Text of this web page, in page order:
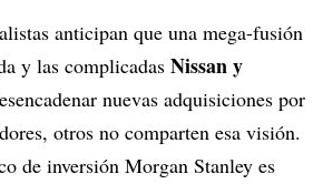
anticipan que una mega-fusión
y las complicadas Nissan y
nuevas adquisiciones por
otros no comparten esa visión.
de inversión Morgan Stanley es